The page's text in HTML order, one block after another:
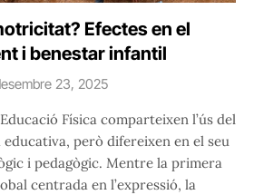
Efectes en el
i benestar infantil
23, 2025
Física comparteixen l’ús del
però difereixen en el seu
i pedagògic. Mentre la primera
centrada en l’expressió, la